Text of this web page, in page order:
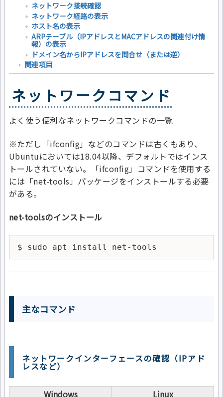
ネットワーク接続確認
ネットワーク経路の表示
ホスト名の表示
ARPテーブル（IPアドレスとMACアドレスの関連付け情
報）の表示
ドメイン名からIPアドレスを問合せ（または逆）
関連項目
ネットワークコマンド
よく使う便利なネットワークコマンドの一覧
※ただし「ifconfig」などのコマンドは古くもあり、
Ubuntuにおいては18.04以降、デフォルトではインス
トールされていない。「ifconfig」コマンドを使用する
には「net-tools」パッケージをインストールする必要
がある。
net-toolsのインストール
$ sudo apt install net-tools
主なコマンド
ネットワークインターフェースの確認（IPアド
レスなど）
Windows
Linux